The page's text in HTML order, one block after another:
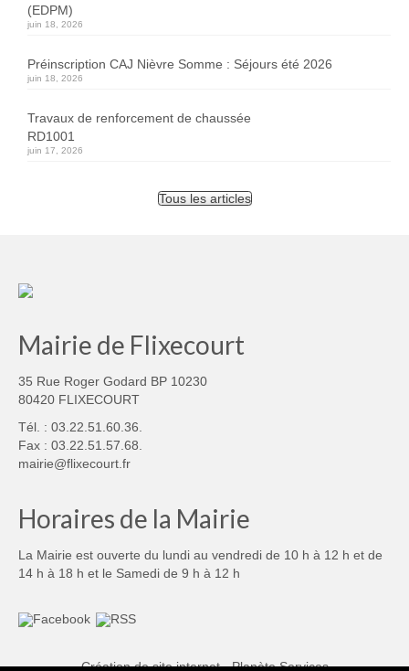
(EDPM)
juin 18, 2026
Préinscription CAJ Nièvre Somme : Séjours été 2026
juin 18, 2026
Travaux de renforcement de chaussée
RD1001
juin 17, 2026
Tous les articles
Mairie de Flixecourt
35 Rue Roger Godard BP 10230
80420 FLIXECOURT
Tél. : 03.22.51.60.36.
Fax : 03.22.51.57.68.
mairie@flixecourt.fr
Horaires de la Mairie
La Mairie est ouverte du lundi au vendredi de 10 h à 12 h et de
14 h à 18 h et le Samedi de 9 h à 12 h
Création de site internet - Planète Services